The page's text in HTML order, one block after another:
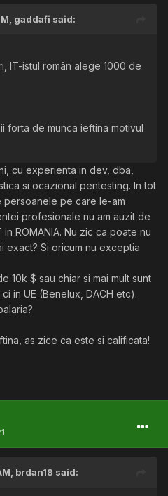
gaddafi said:
IT-istul român alege 1000 de
forta de munca ieftina motivul
cu experienta in dev, dba,
si ocazional pentesting. In tot
persoanele pe care le-am
profesionale nu am auzit de
ROMANIA. Nu zic ca poate nu
exact? Si oricum nu exceptia
10k $ sau chiar si mai mult sunt
in UE (Benelux, DACH etc).
as zice ca este si calificata!
brdan18 said: